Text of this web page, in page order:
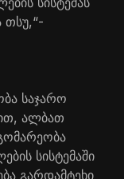
თსუ,“-
საჯარო
ალბათ
სისტემაში
გარდამტეხი